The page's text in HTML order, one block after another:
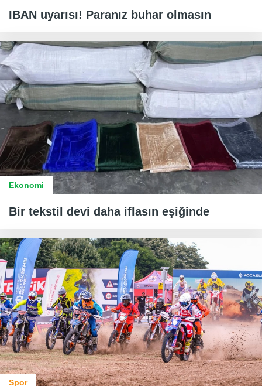
IBAN uyarısı! Paranız buhar olmasın
Ekonomi
Bir tekstil devi daha iflasın eşiğinde
Spor